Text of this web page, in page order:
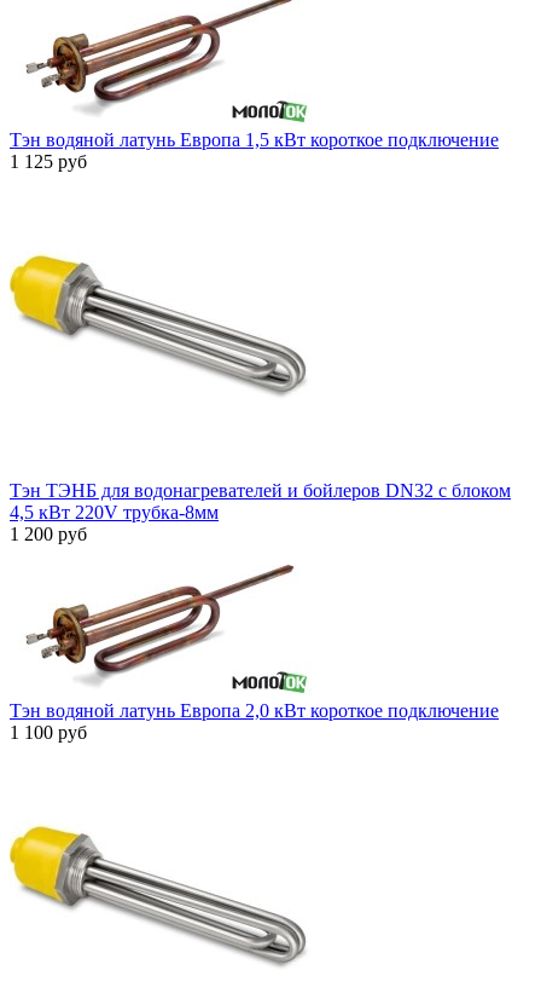
Тэн водяной латунь Европа 1,5 кВт короткое подключение
1 125 руб
Тэн ТЭНБ для водонагревателей и бойлеров DN32 с блоком
4,5 кВт 220V трубка-8мм
1 200 руб
Тэн водяной латунь Европа 2,0 кВт короткое подключение
1 100 руб